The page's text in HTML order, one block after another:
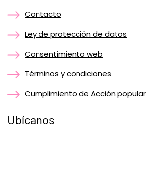
Contacto
Ley de protección de datos
Consentimiento web
Términos y condiciones
Cumplimiento de Acción popular
Ubícanos